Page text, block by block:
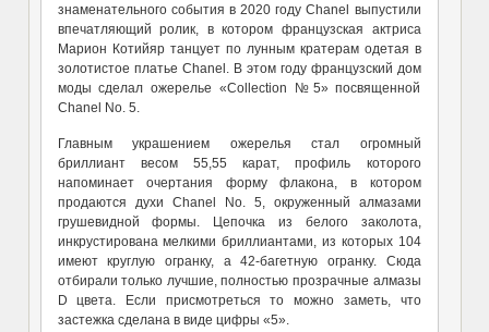
знаменательного события в 2020 году Chanel выпустили
впечатляющий ролик, в котором французская актриса
Марион Котийяр танцует по лунным кратерам одетая в
золотистое платье Chanel. В этом году французский дом
моды сделал ожерелье «Collection №5» посвященной
Chanel No. 5.
Главным украшением ожерелья стал огромный
бриллиант весом 55,55 карат, профиль которого
напоминает очертания форму флакона, в котором
продаются духи Chanel No. 5, окруженный алмазами
грушевидной формы. Цепочка из белого заколота,
инкрустирована мелкими бриллиантами, из которых 104
имеют круглую огранку, а 42-багетную огранку. Сюда
отбирали только лучшие, полностью прозрачные алмазы
D цвета. Если присмотреться то можно заметь, что
застежка сделана в виде цифры «5».